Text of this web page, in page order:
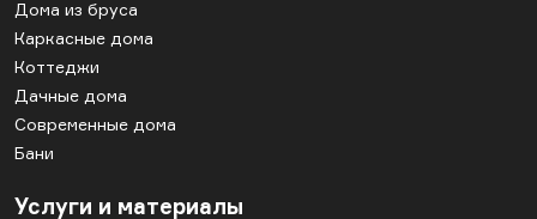
Дома из бруса
Каркасные дома
Коттеджи
Дачные дома
Современные дома
Бани
Услуги и материалы